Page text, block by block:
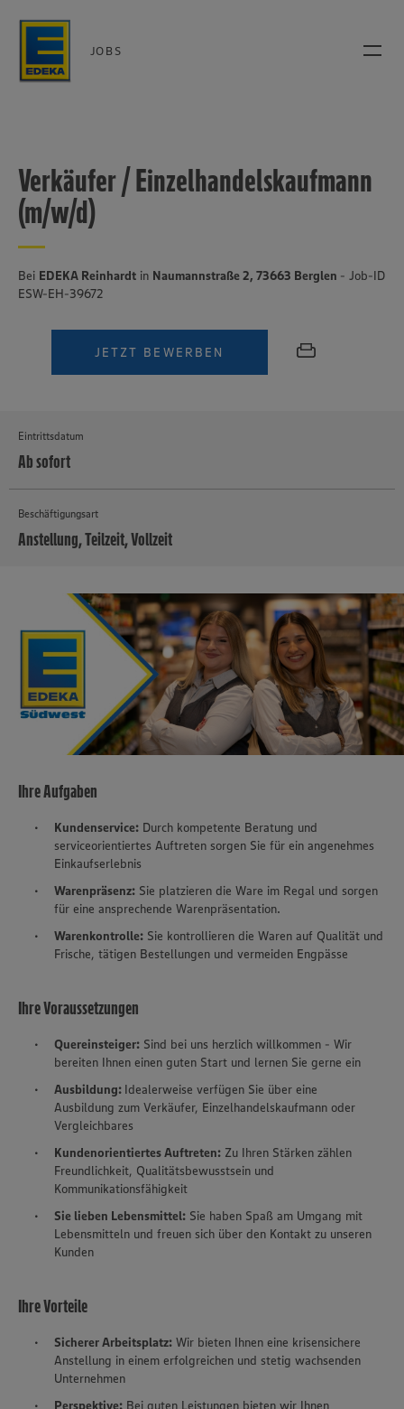
JOBS
Verkäufer / Einzelhandelskaufmann
(m/w/d)
Bei EDEKA Reinhardt in Naumannstraße 2, 73663 Berglen - Job-ID
ESW-EH-39672
JETZT BEWERBEN
Eintrittsdatum
Ab sofort
Beschäftigungsart
Anstellung, Teilzeit, Vollzeit
Ihre Aufgaben
Kundenservice: Durch kompetente Beratung und
serviceorientiertes Auftreten sorgen Sie für ein angenehmes
Einkaufserlebnis
Warenpräsenz: Sie platzieren die Ware im Regal und sorgen
für eine ansprechende Warenpräsentation.
Warenkontrolle: Sie kontrollieren die Waren auf Qualität und
Frische, tätigen Bestellungen und vermeiden Engpässe
Ihre Voraussetzungen
Quereinsteiger: Sind bei uns herzlich willkommen - Wir
bereiten Ihnen einen guten Start und lernen Sie gerne ein
Ausbildung: Idealerweise verfügen Sie über eine
Ausbildung zum Verkäufer, Einzelhandelskaufmann oder
Vergleichbares
Kundenorientiertes Auftreten: Zu Ihren Stärken zählen
Freundlichkeit, Qualitätsbewusstsein und
Kommunikationsfähigkeit
Sie lieben Lebensmittel: Sie haben Spaß am Umgang mit
Lebensmitteln und freuen sich über den Kontakt zu unseren
Kunden
Ihre Vorteile
Sicherer Arbeitsplatz: Wir bieten Ihnen eine krisensichere
Anstellung in einem erfolgreichen und stetig wachsenden
Unternehmen
Perspektive: Bei guten Leistungen bieten wir Ihnen